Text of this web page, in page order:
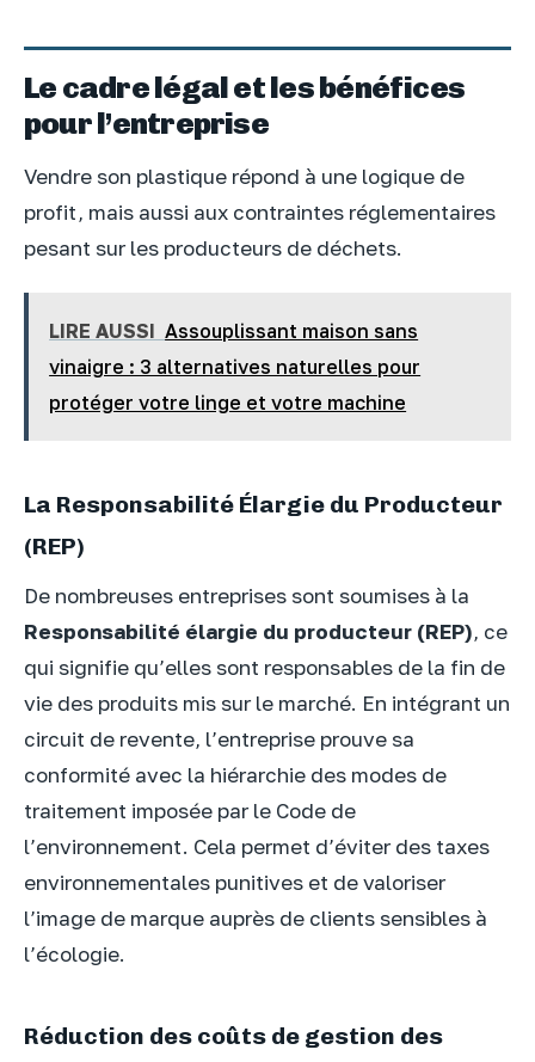
Le cadre légal et les bénéfices
pour l’entreprise
Vendre son plastique répond à une logique de
profit, mais aussi aux contraintes réglementaires
pesant sur les producteurs de déchets.
LIRE AUSSI Assouplissant maison sans
vinaigre : 3 alternatives naturelles pour
protéger votre linge et votre machine
La Responsabilité Élargie du Producteur
(REP)
De nombreuses entreprises sont soumises à la
Responsabilité élargie du producteur (REP), ce
qui signifie qu’elles sont responsables de la fin de
vie des produits mis sur le marché. En intégrant un
circuit de revente, l’entreprise prouve sa
conformité avec la hiérarchie des modes de
traitement imposée par le Code de
l’environnement. Cela permet d’éviter des taxes
environnementales punitives et de valoriser
l’image de marque auprès de clients sensibles à
l’écologie.
Réduction des coûts de gestion des